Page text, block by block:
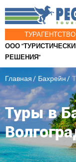
ТУРАГЕНТСТВО
ООО
РЕШЕНИЯ"
Главная Бахрейн
Туры в